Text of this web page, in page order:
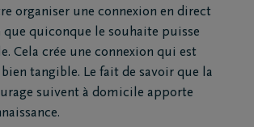
organiser une connexion en direct
que quiconque le souhaite puisse
Cela crée une connexion qui est
tangible. Le fait de savoir que la
suivent à domicile apporte